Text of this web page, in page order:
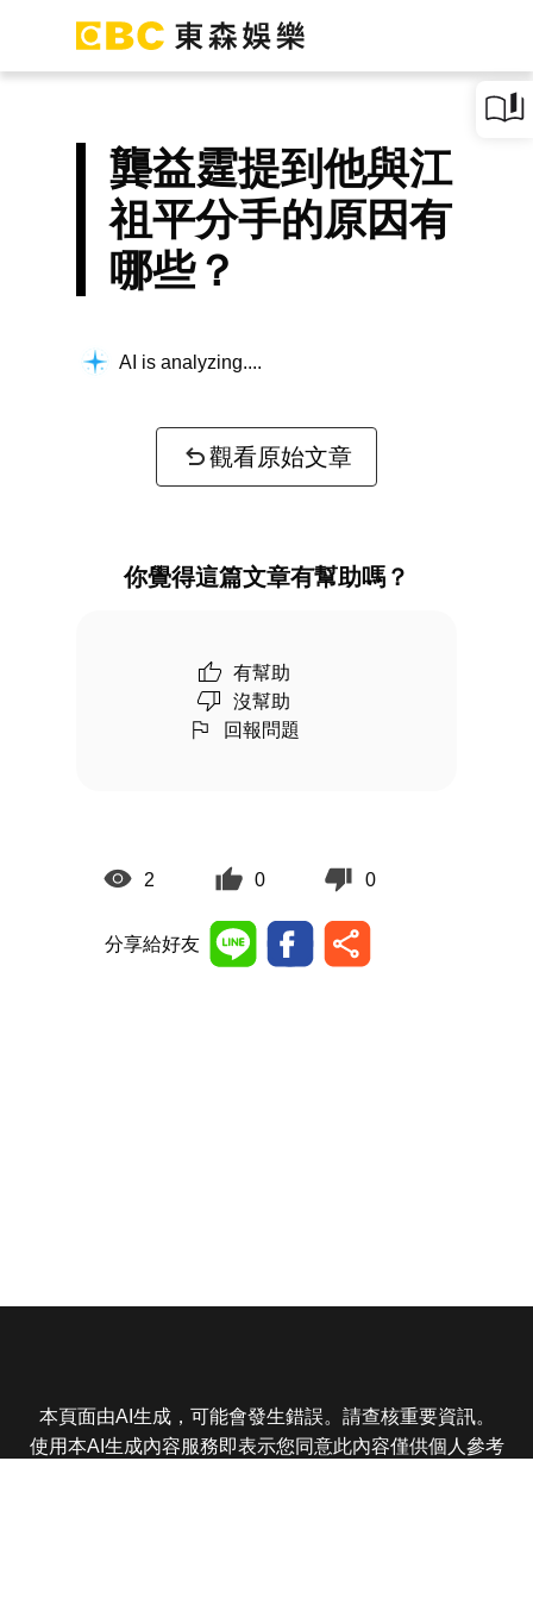
龔益霆提到他與江
祖平分手的原因有
哪些？
AI is analyzing...
觀看原始文章
你覺得這篇文章有幫助嗎？
有幫助
沒幫助
回報問題
2 0 0
分享給好友
本頁面由AI生成，可能會發生錯誤。請查核重要資訊。
使用本AI生成內容服務即表示您同意此內容僅供個人參考